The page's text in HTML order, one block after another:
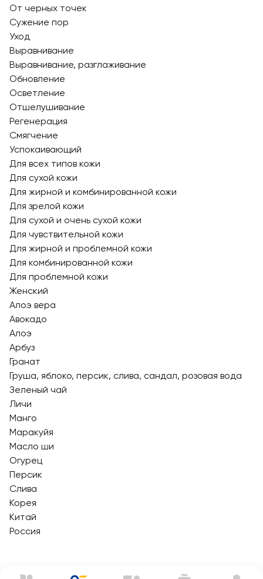
От черных точек
Сужение пор
Уход
Выравнивание
Выравнивание, разглаживание
Обновление
Осветление
Отшелушивание
Регенерация
Смягчение
Успокаивающий
Для всех типов кожи
Для сухой кожи
Для жирной и комбинированной кожи
Для зрелой кожи
Для сухой и очень сухой кожи
Для чувствительной кожи
Для жирной и проблемной кожи
Для комбинированной кожи
Для проблемной кожи
Женский
Алоэ вера
Авокадо
Алоэ
Арбуз
Гранат
Груша, яблоко, персик, слива, сандал, розовая вода
Зеленый чай
Личи
Манго
Маракуйя
Масло ши
Огурец
Персик
Слива
Корея
Китай
Россия